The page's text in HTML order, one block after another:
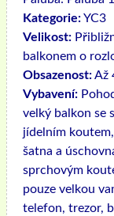
Kategorie:YC3
Velikost:
balkonem o
Obsazenost:Až
Vybavení:
velký balkon se
jídelním
šatna a
sprchovým
pouze velkou
telefon, trezor,